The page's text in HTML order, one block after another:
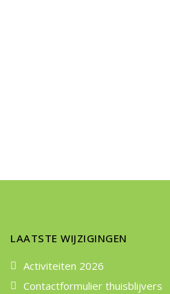
LAATSTE WIJZIGINGEN
Activiteiten 2026
Contactformulier thuisblijvers